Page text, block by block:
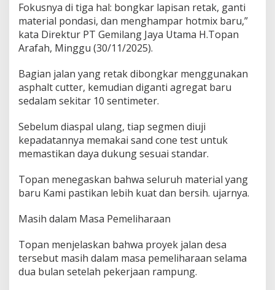
Fokusnya di tiga hal: bongkar lapisan retak, ganti
material pondasi, dan menghampar hotmix baru,”
kata Direktur PT Gemilang Jaya Utama H.Topan
Arafah, Minggu (30/11/2025).
Bagian jalan yang retak dibongkar menggunakan
asphalt cutter, kemudian diganti agregat baru
sedalam sekitar 10 sentimeter.
Sebelum diaspal ulang, tiap segmen diuji
kepadatannya memakai sand cone test untuk
memastikan daya dukung sesuai standar.
Topan menegaskan bahwa seluruh material yang
baru Kami pastikan lebih kuat dan bersih. ujarnya.
Masih dalam Masa Pemeliharaan
Topan menjelaskan bahwa proyek jalan desa
tersebut masih dalam masa pemeliharaan selama
dua bulan setelah pekerjaan rampung.